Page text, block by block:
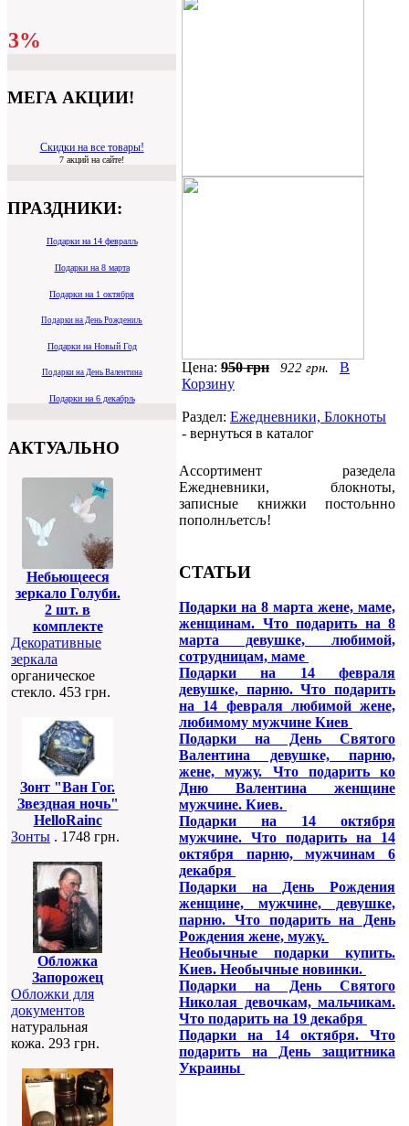
3%
МЕГА АКЦИИ!
Скидки на все товары!
7 акций на сайте!
ПРАЗДНИКИ:
Подарки на 14 февралљ
Подарки на 8 марта
Подарки на 1 октября
Подарки на День Рождениљ
Подарки на Новый Год
Подарки на День Валентина
Подарки на 6 декабрљ
АКТУАЛЬНО
Небьющееся
зеркало Голуби.
2 шт. в
комплекте
Декоративные
зеркала
органическое
стекло. 453 грн.
Зонт "Ван Гог.
Звездная ночь"
HelloRainc
Зонты . 1748 грн.
Обложка
Запорожец
Обложки для
документов
натуральная
кожа. 293 грн.
Цена: 950 грн 922 грн.
В
Корзину
Раздел: Ежедневники, Блокноты
- вернуться в каталог
Ассортимент разедела
Ежедневники, блокноты,
записные книжки постољнно
пополнљетсљ!
СТАТЬИ
Подарки на 8 марта жене, маме,
женщинам. Что подарить на 8
марта девушке, любимой,
сотрудницам, маме
Подарки на 14 февраля
девушке, парню. Что подарить
на 14 февраля любимой жене,
любимому мужчине Киев
Подарки на День Святого
Валентина девушке, парню,
жене, мужу. Что подарить ко
Дню Валентина женщине
мужчине. Киев.
Подарки на 14 октября
мужчине. Что подарить на 14
октября парню, мужчинам 6
декабря
Подарки на День Рождения
женщине, мужчине, девушке,
парню. Что подарить на День
Рождения жене, мужу.
Необычные подарки купить.
Киев. Необычные новинки.
Подарки на День Святого
Николая девочкам, мальчикам.
Что подарить на 19 декабря
Подарки на 14 октября. Что
подарить на День защитника
Украины